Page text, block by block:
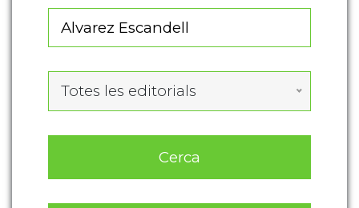
Totes les editorials
Cerca